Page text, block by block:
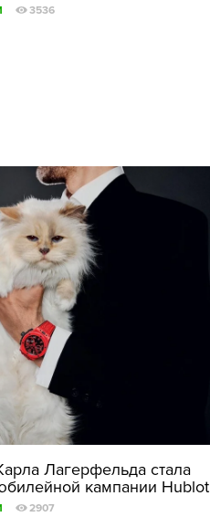
3536
Лагерфельда стала
кампании Hublot
2907